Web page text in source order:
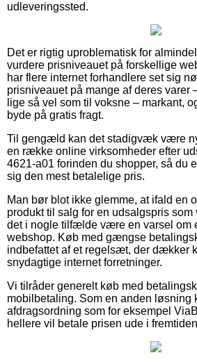
udleveringssted.
Det er rigtig uproblematisk for
vurdere prisniveauet på forskellige
har flere internet forhandlere set sig
prisniveauet på mange af deres varer
lige så vel som til voksne – markant,
byde på gratis fragt.
Til gengæld kan det stadigvæk være
en række online virksomheder efter
4621-a01 forinden du shopper, så du
sig den mest betalelige pris.
Man bør blot ikke glemme, at ifald en
produkt til salg for en udsalgspris som
det i nogle tilfælde være en varsel om
webshop. Køb med gængse
indbefattet af et regelsæt, der dækker
snydagtige internet forretninger.
Vi tilråder generelt køb med
mobilbetaling. Som en anden løsning
afdragsordning som for eksempel
hellere vil betale prisen ude i